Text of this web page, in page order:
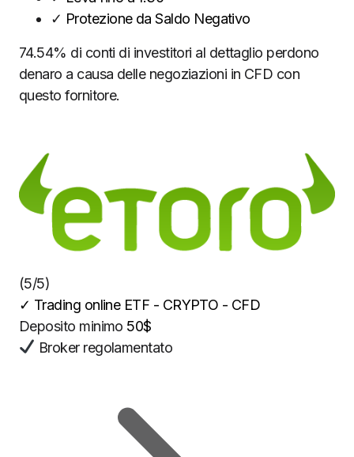
✓ Protezione da Saldo Negativo
74.54% di conti di investitori al dettaglio perdono
denaro a causa delle negoziazioni in CFD con
questo fornitore.
(5/5)
✓ Trading online ETF - CRYPTO - CFD
Deposito minimo 50$
Broker regolamentato